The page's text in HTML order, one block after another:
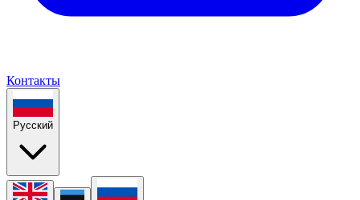
Контакты
Русский